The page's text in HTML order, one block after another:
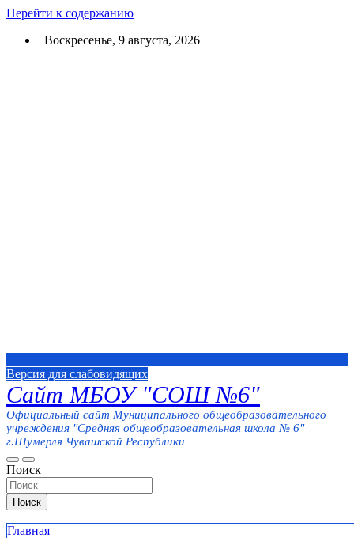
Перейти к содержанию
Воскресенье, 9 августа, 2026
Версия для слабовидящих
Сайт МБОУ "СОШ №6"
Официальный сайт Муниципального общеобразовательного
учреждения "Средняя общеобразовательная школа № 6"
г.Шумерля Чувашской Республики
Поиск
Поиск
Главная